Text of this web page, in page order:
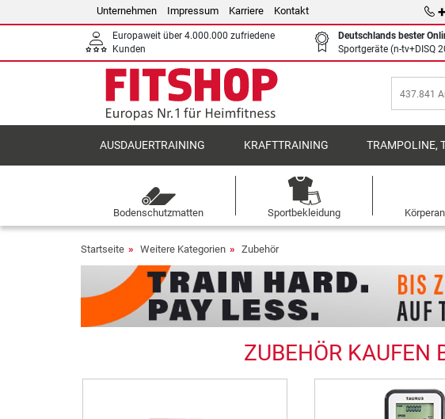
Unternehmen Impressum Karriere Kontakt
Europaweit über 4.000.000 zufriedene
Kunden
Deutschlands bester
Sportgeräte (n-tv+DISQ
AUSDAUERTRAINING KRAFTTRAINING TRAMPOLINE,
Bodenschutzmatten Sportbekleidung
Startseite Weitere Kategorien Zubehör
ZUBEHÖR KAUFEN